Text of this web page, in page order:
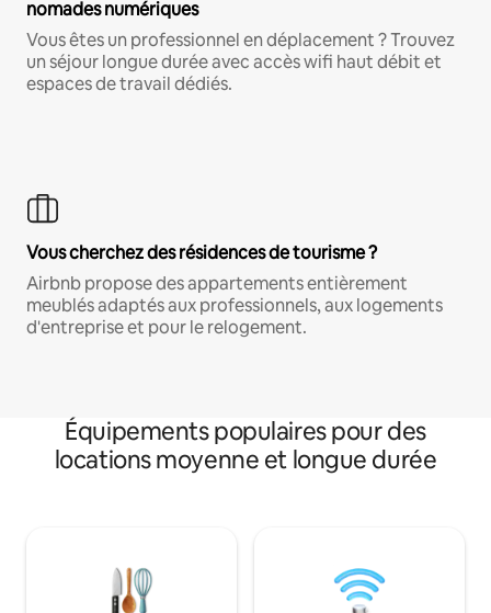
nomades numériques
Vous êtes un professionnel en déplacement ? Trouvez
un séjour longue durée avec accès wifi haut débit et
espaces de travail dédiés.
Vous cherchez des résidences de tourisme ?
Airbnb propose des appartements entièrement
meublés adaptés aux professionnels, aux logements
d'entreprise et pour le relogement.
Équipements populaires pour des
locations moyenne et longue durée